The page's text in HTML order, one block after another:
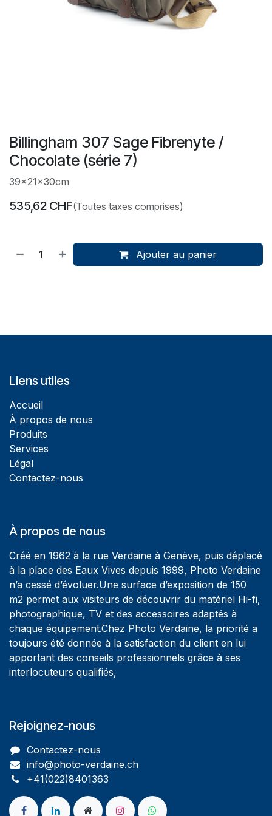
Billingham 307 Sage Fibrenyte /
Chocolate (série 7)
39x21x30cm
535,62 CHF(Toutes taxes comprises)
Ajouter au panier
Liens utiles
Accueil
À propos de nous
Produits
Services
Légal
Contactez-nous
À propos de nous
Créé en 1962 à la rue Verdaine à Genève, puis déplacé
à la place des Eaux Vives depuis 1999, Photo Verdaine
n’a cessé d’évoluer.Une surface d’exposition de 150
m2 permet aux visiteurs de découvrir du matériel Hi-fi,
photographique, TV et des accessoires adaptés à
chaque équipement.Chez Photo Verdaine, la priorité a
toujours été donnée à la satisfaction du client en lui
apportant des conseils professionnels grâce à ses
interlocuteurs qualifiés,
Rejoignez-nous
Contactez-nous
info@photo-verdaine.ch​
​​+41(022)8401363